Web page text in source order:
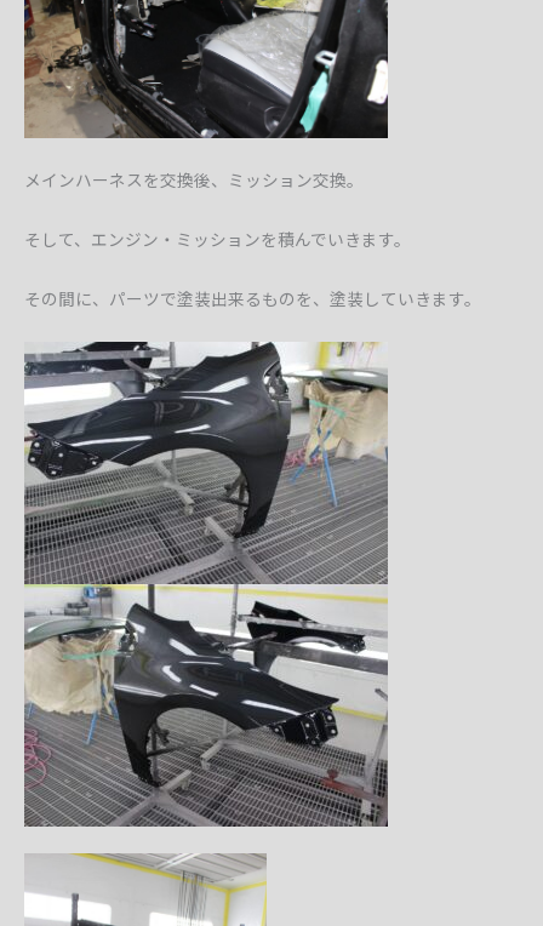
メインハーネスを交換後、ミッション交換。
そして、エンジン・ミッションを積んでいきます。
その間に、パーツで塗装出来るものを、塗装していきます。